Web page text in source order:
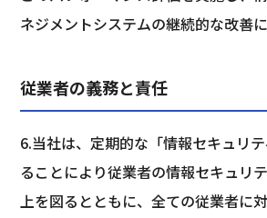
ネジメントシステムの継続的な改善に
従業者の義務と責任
6.当社は、定期的な「情報セキュリ
ることにより従業者の情報セキュリ
上を図るとともに、全ての従業者に